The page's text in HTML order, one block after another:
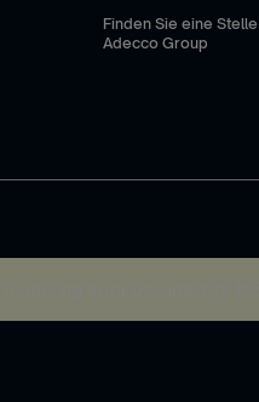
Finden Sie eine
Adecco Group